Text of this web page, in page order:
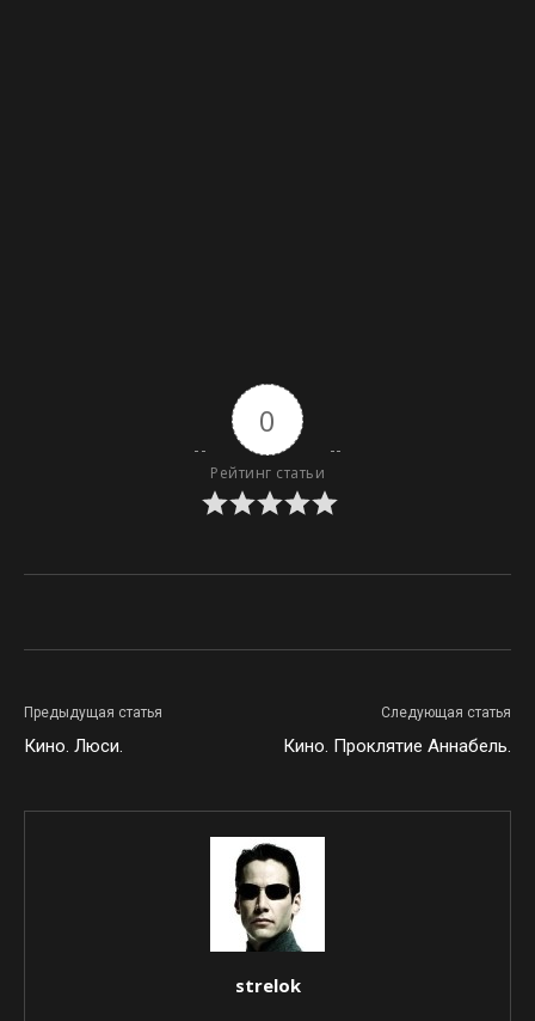
0
Рейтинг статьи
Предыдущая статья
Кино. Люси.
Следующая статья
Кино. Проклятие Аннабель.
strelok